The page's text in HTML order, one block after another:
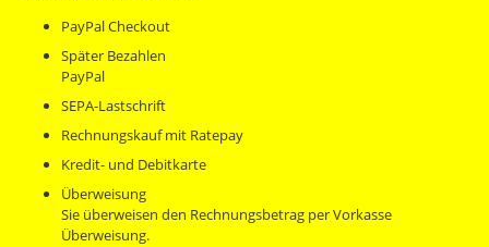
PayPal Checkout
Später Bezahlen
PayPal
SEPA-Lastschrift
Rechnungskauf mit Ratepay
Kredit- und Debitkarte
Überweisung
Sie überweisen den Rechnungsbetrag per Vorkasse
Überweisung.